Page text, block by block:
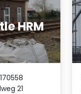
HRM
21